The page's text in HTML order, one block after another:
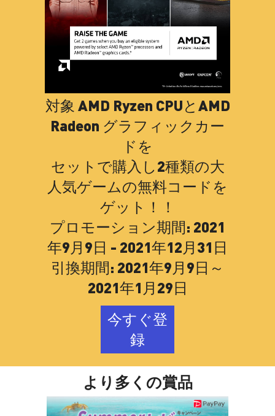
対象 AMD Ryzen CPUとAMD
Radeon グラフィックカー
ドを
セットで購入し2種類の大
人気ゲームの無料コードを
ゲット！！
プロモーション期間: 2021
年9月9日 - 2021年12月31日
引換期間: 2021年9月9日～
2021年1月29日
今すぐ登
録
より多くの賞品